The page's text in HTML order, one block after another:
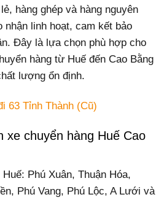
hàng ghép và hàng nguyên
nhận linh hoạt, cam kết bảo
Đây là lựa chọn phù hợp cho
hàng từ Huế đến Cao Bằng
lượng ổn định.
63 Tỉnh Thành (Cũ)
xe chuyển hàng Huế Cao
Phú Xuân, Thuận Hóa,
Phú Vang, Phú Lộc, A Lưới và